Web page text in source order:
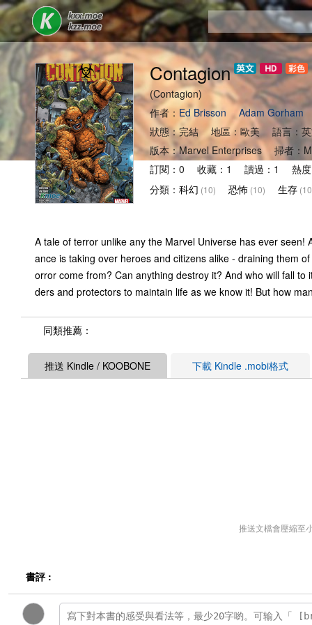
Contagion
(Contagion)
作者： Ed Brisson
Adam Gorham
狀態：完結 地區：歐美 語言：
版本：Marvel Enterprises 掃者：
訂閱：0 收藏：1 讀過：1 熱度
分類： 科幻 (10) 恐怖 (10) 生存
A tale of terror unlike any the Marvel Universe has ever
ance is taking over heroes and citizens alike - draining them
orror come from? Can anything destroy it? And who will fall
ders and protectors to maintain life as we know it! But how
同類推薦：
推送 Kindle / KOOBONE 下載 Kindle .mobi格式
推送文檔會壓縮至
書評 :